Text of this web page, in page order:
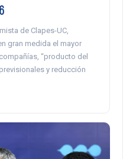
de Clapes-UC,
gran medida el mayor
“producto del
y reducción